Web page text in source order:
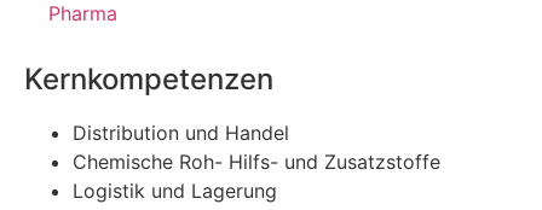
Pharma
Kernkompetenzen
Distribution und Handel
Chemische Roh- Hilfs- und Zusatzstoffe
Logistik und Lagerung